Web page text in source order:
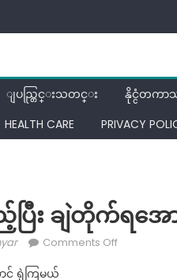
ျပည္တြင္းသတင္း နိုင္ငံတက
HEALTH CARE PRIVACY
ြီး ချဲတိုက်ရအေ
Comments Offon
င် ရှဲကြမယ်